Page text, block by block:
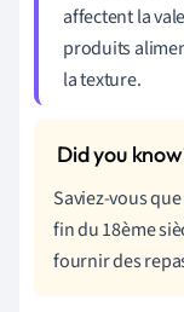
affectent la
produits
la texture.
Saviez-vous
fin du 18ème
fournir des